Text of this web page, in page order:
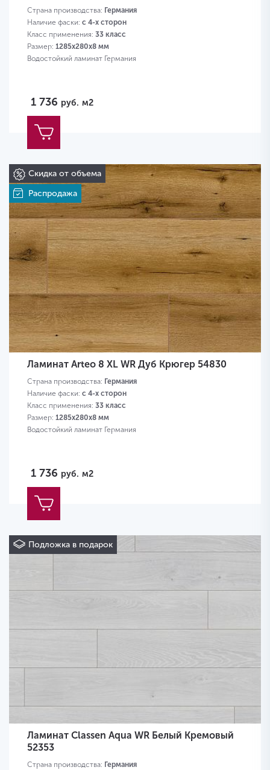
Страна производства: Германия
Наличие фаски: с 4-х сторон
Класс применения: 33 класс
Размер: 1285х280х8 мм
Водостойкий ламинат Германия
1 736 руб. м2
Скидка от объема
Распродажа
Ламинат Arteo 8 XL WR Дуб Крюгер 54830
Страна производства: Германия
Наличие фаски: с 4-х сторон
Класс применения: 33 класс
Размер: 1285х280х8 мм
Водостойкий ламинат Германия
1 736 руб. м2
Подложка в подарок
Ламинат Classen Aqua WR Белый Кремовый
52353
Страна производства: Германия